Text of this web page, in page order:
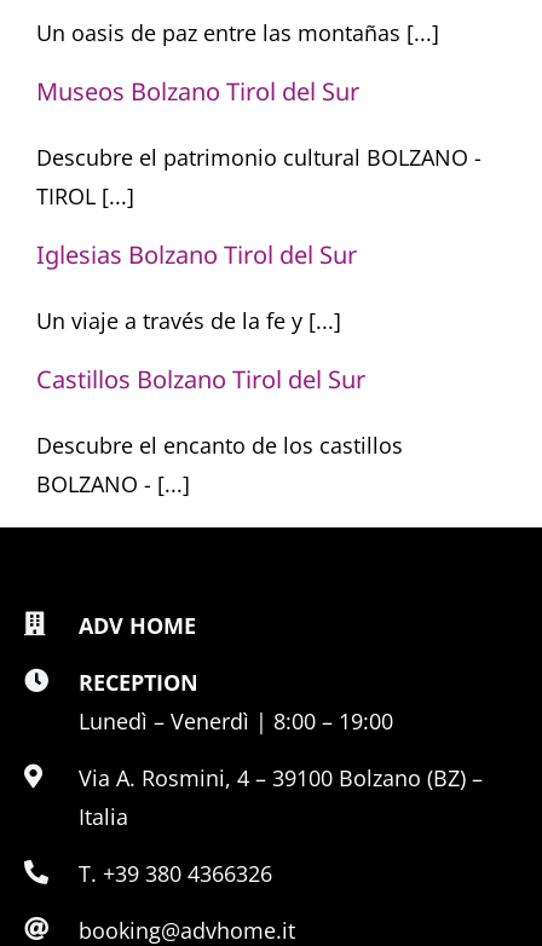
Un oasis de paz entre las montañas [...]
Museos Bolzano Tirol del Sur
Descubre el patrimonio cultural BOLZANO -
TIROL [...]
Iglesias Bolzano Tirol del Sur
Un viaje a través de la fe y [...]
Castillos Bolzano Tirol del Sur
Descubre el encanto de los castillos
BOLZANO - [...]
ADV HOME
RECEPTION
Lunedì – Venerdì | 8:00 – 19:00
Via A. Rosmini, 4 – 39100 Bolzano (BZ) –
Italia
T. +39 380 4366326
booking@advhome.it